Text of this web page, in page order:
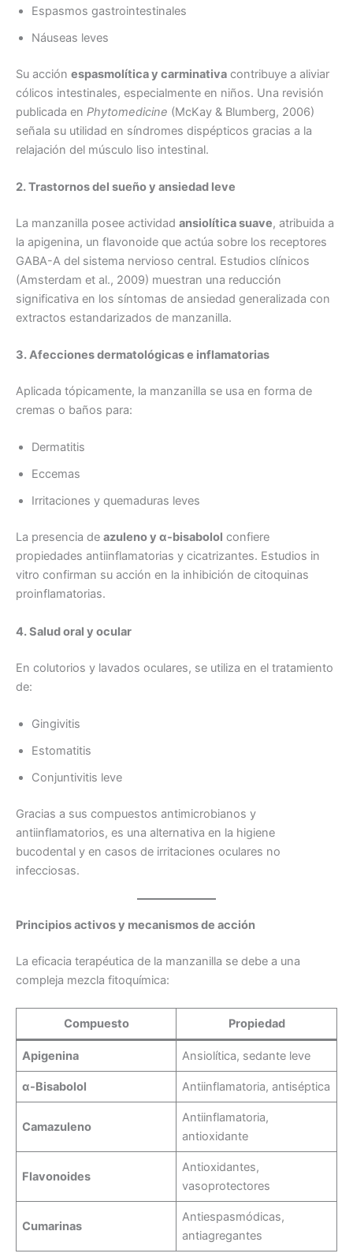
Espasmos gastrointestinales
Náuseas leves
Su acción espasmolítica y carminativa contribuye a aliviar
cólicos intestinales, especialmente en niños. Una revisión
publicada en Phytomedicine (McKay & Blumberg, 2006)
señala su utilidad en síndromes dispépticos gracias a la
relajación del músculo liso intestinal.
2. Trastornos del sueño y ansiedad leve
La manzanilla posee actividad ansiolítica suave, atribuida a
la apigenina, un flavonoide que actúa sobre los receptores
GABA-A del sistema nervioso central. Estudios clínicos
(Amsterdam et al., 2009) muestran una reducción
significativa en los síntomas de ansiedad generalizada con
extractos estandarizados de manzanilla.
3. Afecciones dermatológicas e inflamatorias
Aplicada tópicamente, la manzanilla se usa en forma de
cremas o baños para:
Dermatitis
Eccemas
Irritaciones y quemaduras leves
La presencia de azuleno y α-bisabolol confiere
propiedades antiinflamatorias y cicatrizantes. Estudios in
vitro confirman su acción en la inhibición de citoquinas
proinflamatorias.
4. Salud oral y ocular
En colutorios y lavados oculares, se utiliza en el tratamiento
de:
Gingivitis
Estomatitis
Conjuntivitis leve
Gracias a sus compuestos antimicrobianos y
antiinflamatorios, es una alternativa en la higiene
bucodental y en casos de irritaciones oculares no
infecciosas.
Principios activos y mecanismos de acción
La eficacia terapéutica de la manzanilla se debe a una
compleja mezcla fitoquímica:
Compuesto Propiedad
Apigenina Ansiolítica, sedante leve
α-Bisabolol Antiinflamatoria, antiséptica
Camazuleno
Antiinflamatoria,
antioxidante
Flavonoides
Antioxidantes,
vasoprotectores
Cumarinas
Antiespasmódicas,
antiagregantes